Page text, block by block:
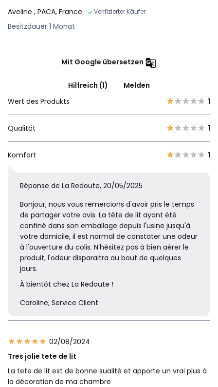
Aveline , PACA, France Verifizierter Käufer
Besitzdauer 1 Monat
Mit Google übersetzen
Hilfreich (1)
Melden
Wert des Produkts
1
Qualität 1
Komfort 1
Réponse de La Redoute, 20/05/2025
Bonjour, nous vous remercions d'avoir pris le temps
de partager votre avis. La tête de lit ayant été
confiné dans son emballage depuis l'usine jusqu'à
votre domicile, il est normal de constater une odeur
à l'ouverture du colis. N'hésitez pas à bien aérer le
produit, l'odeur disparaitra au bout de quelques
jours.
À bientôt chez La Redoute !
Caroline, Service Client
02/08/2024
Tres jolie tete de lit
La tete de lit est de bonne sualité et apporte un vrai plus à
la décoration de ma chambre